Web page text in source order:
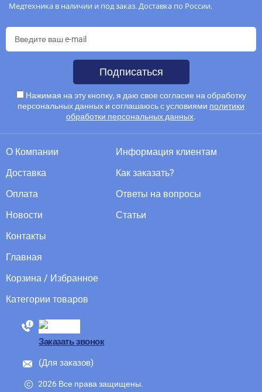
Медтехника в наличии и под заказ. Доставка по России.
Подписаться
Нажимая на эту кнопку, я даю свое согласие на обработку
персональных данных и соглашаюсь с условиями политики
обработки персональных данных.
О Компании
Доставка
Оплата
Новости
Информация клиентам
Как заказать?
Ответы на вопросы
Статьи
Контакты
Главная
Корзина / Избранное
Категории товаров
88005555550
Заказать звонок
(Для заказов)
2026 Все права защищены.